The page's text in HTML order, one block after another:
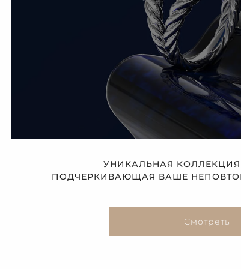
УНИКАЛЬНАЯ
ПОДЧЕРКИВАЮЩАЯ ВАШЕ
Смотреть